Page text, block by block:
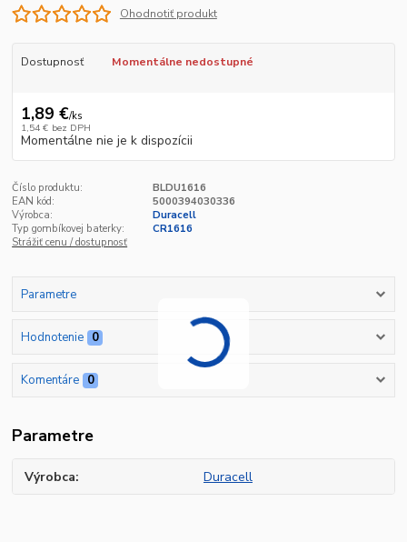
Ohodnotiť produkt
Dostupnosť Momentálne nedostupné
1,89 €/ks
1,54 € bez DPH
Momentálne nie je k dispozícii
Číslo produktu:
BLDU1616
EAN kód:
5000394030336
Výrobca:
Duracell
Typ gombíkovej baterky:
CR1616
Strážiť cenu / dostupnosť
Parametre
Hodnotenie 0
Komentáre 0
Parametre
Výrobca Duracell